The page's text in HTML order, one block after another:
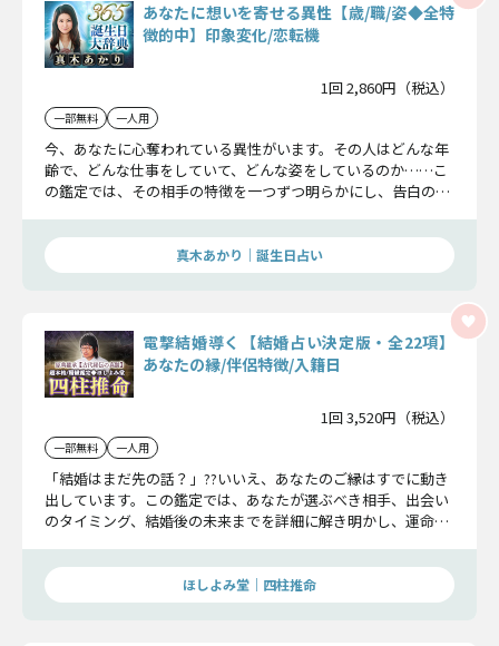
あなたに想いを寄せる異性【歳/職/姿◆全特
徴的中】印象変化/恋転機
1回 2,860円（税込）
一部無料 一人用
今、あなたに心奪われている異性がいます。その人はどんな年
齢で、どんな仕事をしていて、どんな姿をしているのか……こ
の鑑定では、その相手の特徴を一つずつ明らかにし、告白のタ
真木あかり｜誕生日占い
電撃結婚導く【結婚占い決定版・全22項】
あなたの縁/伴侶特徴/入籍日
1回 3,520円（税込）
一部無料 一人用
「結婚はまだ先の話？」??いいえ、あなたのご縁はすでに動き
出しています。この鑑定では、あなたが選ぶべき相手、出会い
のタイミング、結婚後の未来までを詳細に解き明かし、運命の
準備、始めてみませんか？
ほしよみ堂｜四柱推命